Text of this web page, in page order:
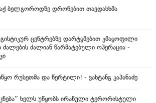
ბელგოროდზე დრონებით თავდასხმა
ცენტრებზე დარტყმებით კმაყოფილი
ძალების ძალიან წარმატებული ოპერაცია -
რუსეთმა და წერტილი! - ვახტანგ კაპანაძე
ხელს უწყობს ირანული ტერორისტული